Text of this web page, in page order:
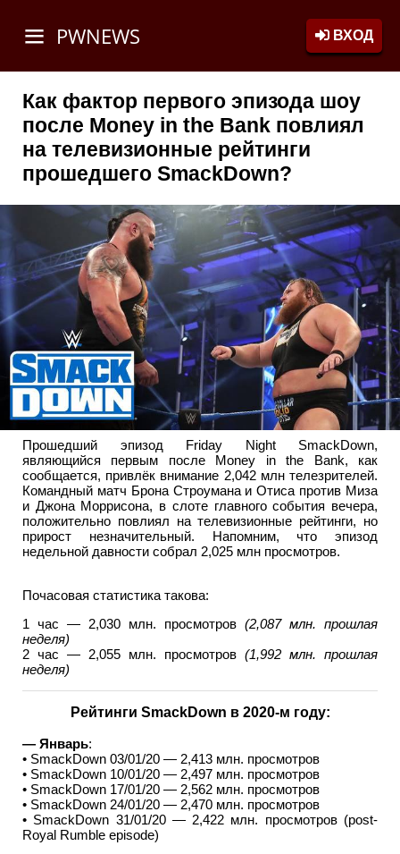
PWNEWS ВХОД
Как фактор первого эпизода шоу
после Money in the Bank повлиял
на телевизионные рейтинги
прошедшего SmackDown?
Прошедший эпизод Friday Night SmackDown,
являющийся первым после Money in the Bank, как
сообщается, привлёк внимание 2,042 млн телезрителей.
Командный матч Брона Строумана и Отиса против Миза
и Джона Моррисона, в слоте главного события вечера,
положительно повлиял на телевизионные рейтинги, но
прирост незначительный. Напомним, что эпизод
недельной давности собрал 2,025 млн просмотров.
Почасовая статистика такова:
1 час — 2,030 млн. просмотров (2,087 млн. прошлая
неделя)
2 час — 2,055 млн. просмотров (1,992 млн. прошлая
неделя)
Рейтинги SmackDown в 2020-м году:
— Январь:
• SmackDown 03/01/20 — 2,413 млн. просмотров
• SmackDown 10/01/20 — 2,497 млн. просмотров
• SmackDown 17/01/20 — 2,562 млн. просмотров
• SmackDown 24/01/20 — 2,470 млн. просмотров
• SmackDown 31/01/20 — 2,422 млн. просмотров (post-
Royal Rumble episode)